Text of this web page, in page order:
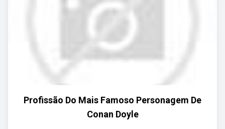
Profissão Do Mais Famoso Personagem De
Conan Doyle